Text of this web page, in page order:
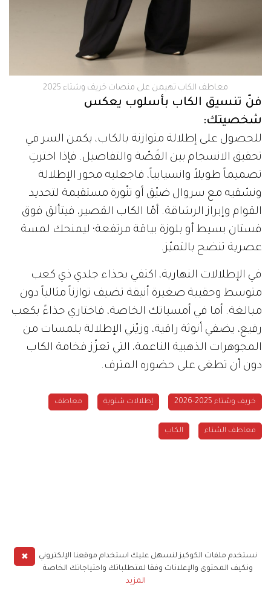
معاطف الكاب تهيمن على منصات خريف وشتاء 2025
فنّ تنسيق الكاب بأسلوب يعكس
شخصيتك:
للحصول على إطلالة متوازنة بالكاب، يكمن السر في
تحقيق الانسجام بين القَصّة والتفاصيل. فإذا اخترتِ
تصميماً طويلاً وانسيابياً، فاجعليه محور الإطلالة
ونسّقيه مع سروال ضيّق أو تنّورة مستقيمة لتحديد
القوام وإبراز الرشاقة. أمّا الكاب القصير، فيتألق فوق
فستان بسيط أو بلوزة بياقة مرتفعة؛ ليمنحك لمسة
عصرية تنضح بالتميّز.
في الإطلالات النهارية، اكتفي بحذاء جلدي ذي كعب
متوسط وحقيبة صغيرة أنيقة تضيف توازناً مثالياً دون
مبالغة. أما في أمسياتك الخاصة، فاختاري حذاءً بكعب
رفيع، يضفي أنوثة راقية، وزيّني الإطلالة بلمسات من
المجوهرات الذهبية الناعمة، التي تعزّز فخامة الكاب
دون أن تطغى على حضوره المترف.
خريف وشتاء 2025-2026 إطلالات شتوية معاطف
معاطف الشتاء الكاب
✖
نستخدم ملفات الكوكيز لنسهل عليك استخدام موقعنا الإلكتروني
ونكيف المحتوى والإعلانات وفقا لمتطلباتك واحتياجاتك الخاصة
المزيد